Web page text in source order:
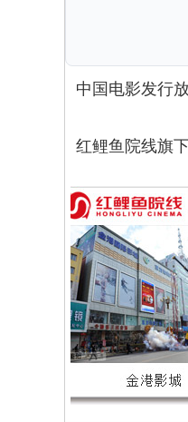
中国电影发行
红鲤鱼院线旗